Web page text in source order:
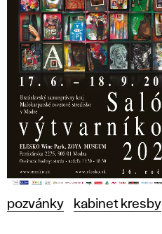
pozvánky kabinet kresby